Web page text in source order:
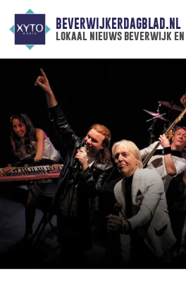
BEVERWIJKERDAGBLAD.NL
lokaal nieuws beverwijk en